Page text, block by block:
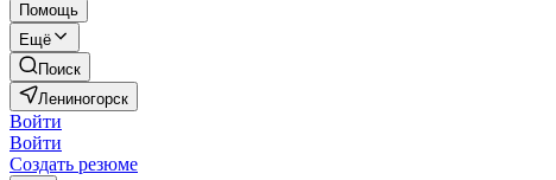
Помощь
Ещё
Поиск
Лениногорск
Войти
Войти
Создать резюме